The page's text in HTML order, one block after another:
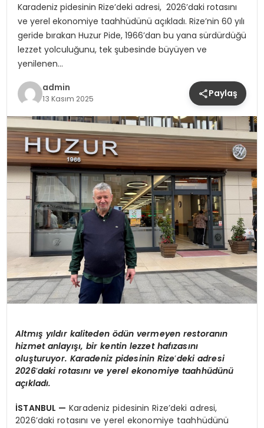
Karadeniz pidesinin Rize’deki adresi, 2026’daki rotasını
ve yerel ekonomiye taahhüdünü açıkladı. Rize’nin 60 yılı
geride bırakan Huzur Pide, 1966’dan bu yana sürdürdüğü
lezzet yolculuğunu, tek şubesinde büyüyen ve
yenilenen…
admin
13 Kasım 2025 Paylaş
Altmış yıldır kaliteden ödün vermeyen restoranın
hizmet anlayışı, bir kentin lezzet hafızasını
oluşturuyor. Karadeniz pidesinin Rize’deki adresi
2026’daki rotasını ve yerel ekonomiye taahhüdünü
açıkladı.
İSTANBUL — Karadeniz pidesinin Rize’deki adresi,
2026’daki rotasını ve yerel ekonomiye taahhüdünü